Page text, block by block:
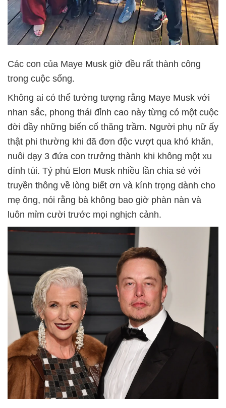
Các con của Maye Musk giờ đều rất thành công
trong cuộc sống.
Không ai có thể tưởng tượng rằng Maye Musk với
nhan sắc, phong thái đỉnh cao này từng có một cuộc
đời đầy những biến cố thăng trầm. Người phụ nữ ấy
thật phi thường khi đã đơn độc vượt qua khó khăn,
nuôi dạy 3 đứa con trưởng thành khi không một xu
dính túi. Tỷ phú Elon Musk nhiều lần chia sẻ với
truyền thông về lòng biết ơn và kính trọng dành cho
mẹ ông, nói rằng bà không bao giờ phàn nàn và
luôn mỉm cười trước mọi nghịch cảnh.